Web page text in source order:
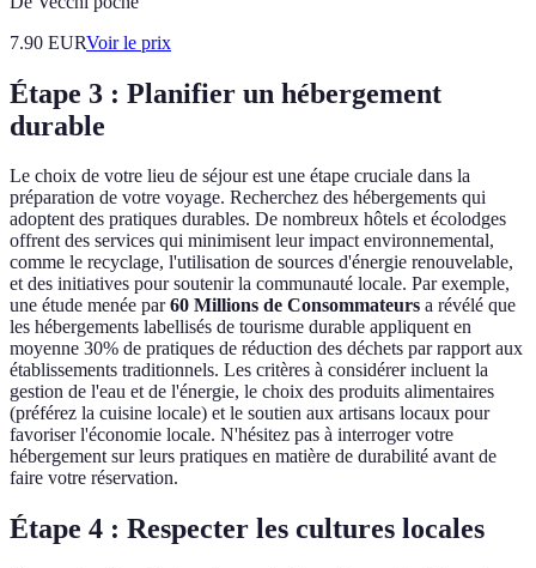
7.90 EURVoir le prix
Étape 3 : Planifier un hébergement
durable
Le choix de votre lieu de séjour est une étape cruciale dans la
préparation de votre voyage. Recherchez des hébergements qui
adoptent des pratiques durables. De nombreux hôtels et écolodges
offrent des services qui minimisent leur impact environnemental,
comme le recyclage, l'utilisation de sources d'énergie renouvelable,
et des initiatives pour soutenir la communauté locale. Par exemple,
une étude menée par60 Millions de Consommateurs a révélé que
les hébergements labellisés de tourisme durable appliquent en
moyenne 30% de pratiques de réduction des déchets par rapport aux
établissements traditionnels. Les critères à considérer incluent la
gestion de l'eau et de l'énergie, le choix des produits alimentaires
(préférez la cuisine locale) et le soutien aux artisans locaux pour
favoriser l'économie locale. N'hésitez pas à interroger votre
hébergement sur leurs pratiques en matière de durabilité avant de
faire votre réservation.
Étape 4 : Respecter les cultures locales